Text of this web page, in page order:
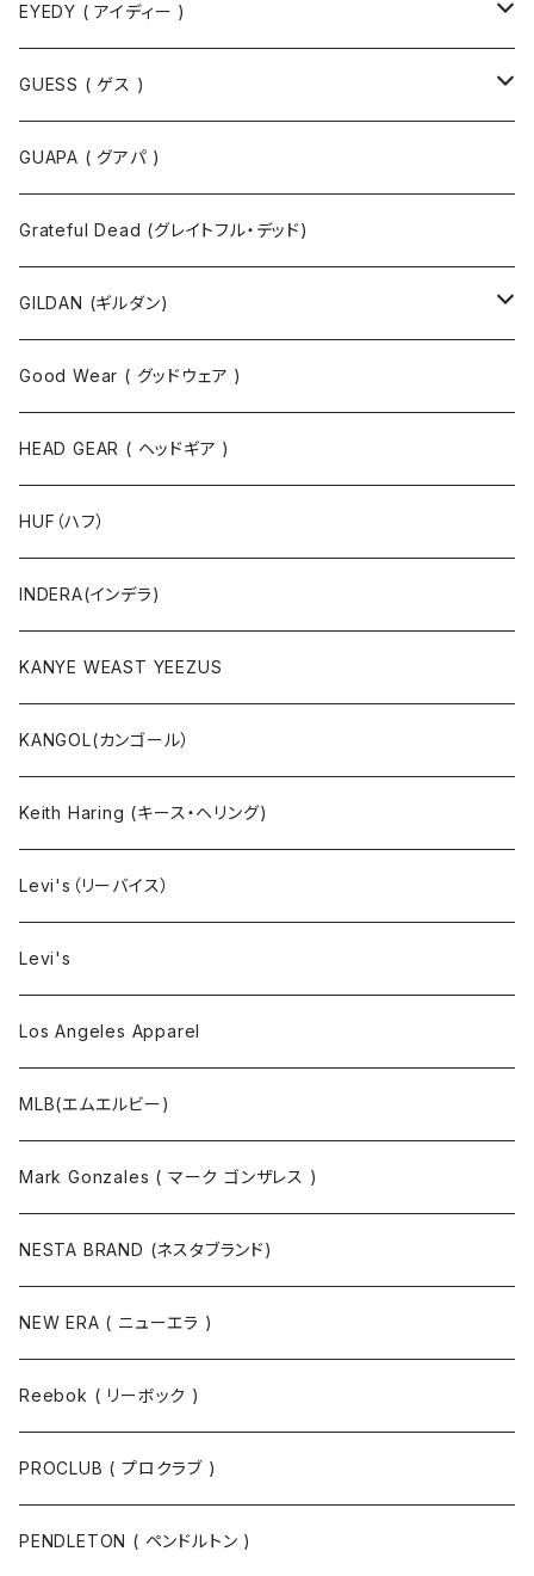
EYEDY ( アイディー )
Tシャツ
半袖Tシャツ
長袖Tシャツ
ポロシャツ
シャツ
スウェット
パーカ
ジャケット
ニット
ボトムス
セットアップ
小物・雑貨
タンクトップ
コート
靴下
GUESS ( ゲス )
ジャケット
GUAPA ( グアパ )
Grateful Dead (グレイトフル・デッド)
GILDAN (ギルダン)
ソックス
Good Wear ( グッドウェア )
HEAD GEAR ( ヘッドギア )
HUF（ハフ）
INDERA(インデラ)
KANYE WEAST YEEZUS
KANGOL(カンゴール）
Keith Haring (キース・ヘリング)
Levi's（リーバイス）
Levi's
Los Angeles Apparel
MLB(エムエルビー)
Mark Gonzales ( マーク ゴンザレス )
NESTA BRAND (ネスタブランド)
NEW ERA ( ニューエラ )
Reebok ( リーボック )
PROCLUB ( プロクラブ )
PENDLETON ( ペンドルトン )